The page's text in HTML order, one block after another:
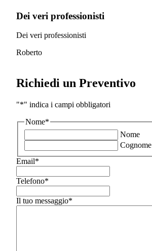
Dei veri professionisti
Dei veri professionisti
Roberto
Richiedi un Preventivo
"*" indica i campi obbligatori
Nome*
Nome
Cognome
Email*
Telefono*
Il tuo messaggio*